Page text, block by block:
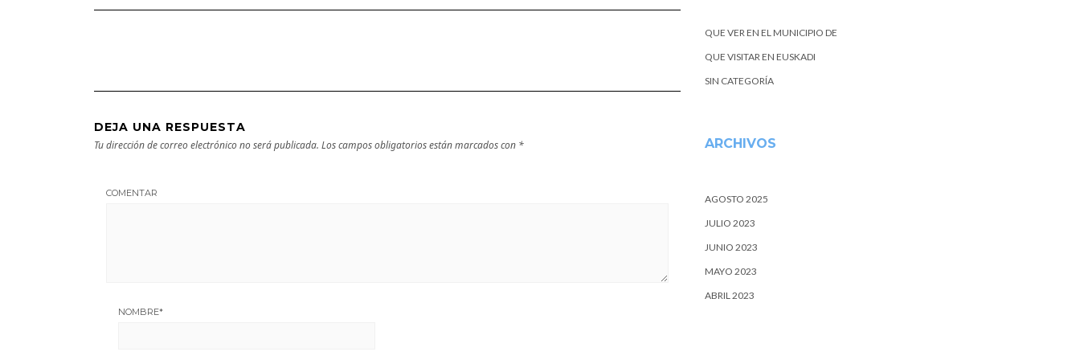
Bilbao | Visita
próxima
DEJA UNA RESPUESTA
Tu dirección de correo electrónico no será publicada. Los campos obligatorios están marcados con *
COMENTAR
NOMBRE*
QUE VER EN EL MUNICIPIO DE
QUE VISITAR EN EUSKADI
SIN CATEGORÍA
ARCHIVOS
AGOSTO 2025
JULIO 2023
JUNIO 2023
MAYO 2023
ABRIL 2023